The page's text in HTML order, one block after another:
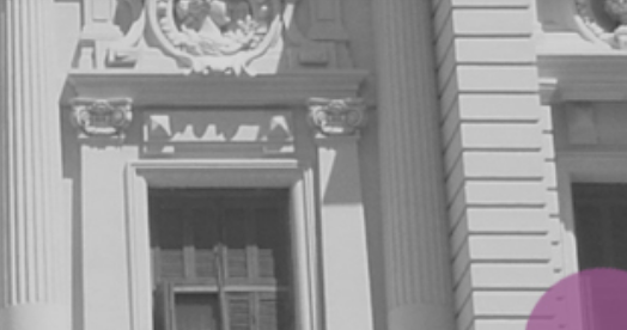
Reglamentos
Documentos